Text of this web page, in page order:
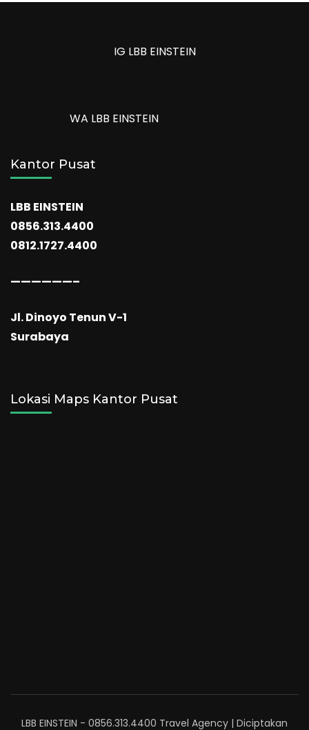
IG LBB EINSTEIN
WA LBB EINSTEIN
Kantor Pusat
LBB EINSTEIN
0856.313.4400
0812.1727.4400
——————–
Jl. Dinoyo Tenun V-1
Surabaya
Lokasi Maps Kantor Pusat
LBB EINSTEIN - 0856.313.4400 Travel Agency | Diciptakan